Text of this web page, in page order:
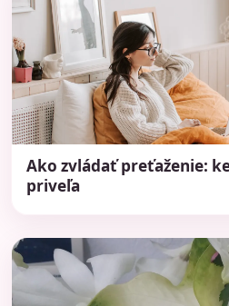
Ako zvládať preťaženie:
priveľa